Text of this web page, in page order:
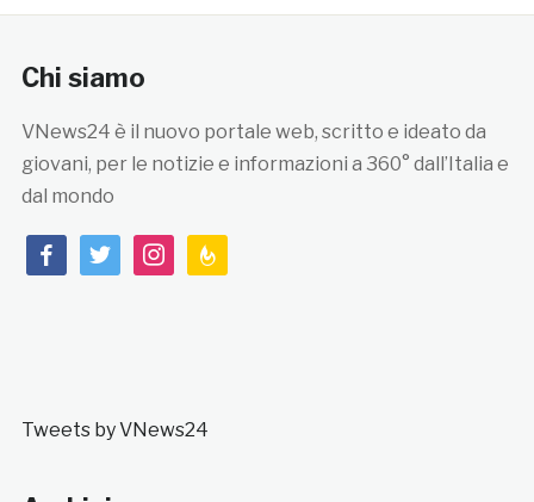
Chi siamo
VNews24 è il nuovo portale web, scritto e ideato da
giovani, per le notizie e informazioni a 360° dall’Italia e
dal mondo
facebooktwitterinstagramfeedburner
Tweets by VNews24